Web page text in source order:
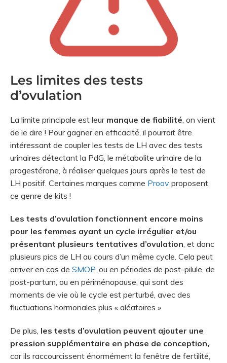
Les limites des tests
d’ovulation
La limite principale est leur manque de fiabilité , on vient
de le dire ! Pour gagner en efficacité, il pourrait être
intéressant de coupler les tests de LH avec des tests
urinaires détectant la PdG, le métabolite urinaire de la
progestérone, à réaliser quelques jours après le test de
LH positif. Certaines marques comme Proov proposent
ce genre de kits !
Les tests d’ovulation fonctionnent encore moins
pour les femmes ayant un cycle irrégulier et/ou
présentant plusieurs tentatives d’ovulation, et donc
plusieurs pics de LH au cours d’un même cycle. Cela peut
arriver en cas de SMOP, ou en périodes de post-pilule, de
post-partum, ou en périménopause, qui sont des
moments de vie où le cycle est perturbé, avec des
fluctuations hormonales plus « aléatoires ».
De plus, les tests d’ovulation peuvent ajouter une
pression supplémentaire en phase de conception,
car ils raccourcissent énormément la fenêtre de fertilité,